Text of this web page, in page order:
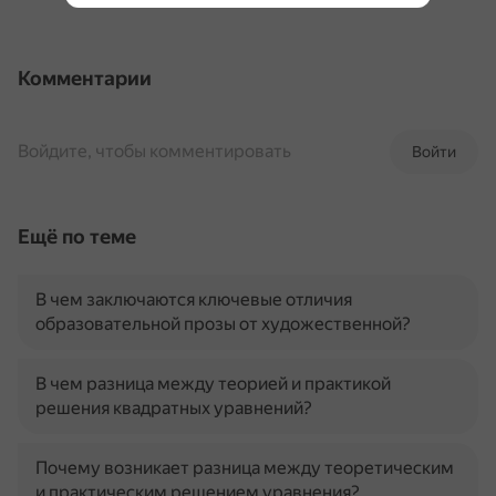
Комментарии
Войти
Войдите, чтобы комментировать
Ещё по теме
В чем заключаются ключевые отличия
образовательной прозы от художественной?
В чем разница между теорией и практикой
решения квадратных уравнений?
Почему возникает разница между теоретическим